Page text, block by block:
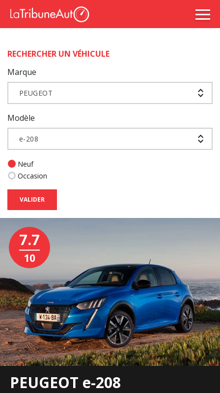
RECHERCHER UN VÉHICULE
Marque
PEUGEOT
Modèle
e-208
Neuf
Occasion
VALIDER
7.7
10
PEUGEOT e-208